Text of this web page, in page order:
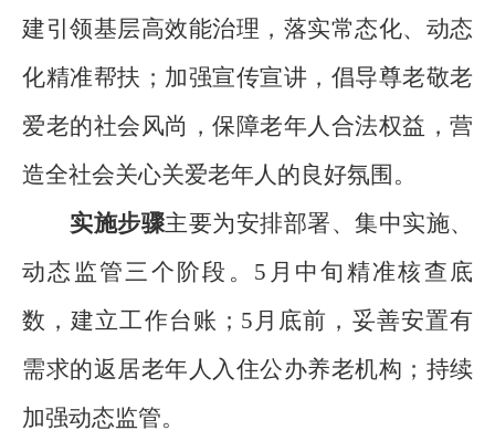
建引领基层高效能治理，落实常态化、动态
化精准帮扶；加强宣传宣讲，倡导尊老敬老
爱老的社会风尚，保障老年人合法权益，营
造全社会关心关爱老年人的良好氛围。
实施步骤主要为安排部署、集中实施、
动态监管三个阶段。5月中旬精准核查底
数，建立工作台账；5月底前，妥善安置有
需求的返居老年人入住公办养老机构；持续
加强动态监管。